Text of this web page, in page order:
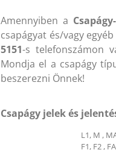
Amennyiben a
csapágyat és/vagy
5151-s telefonszámon
Mondja el a csapágy
beszerezni Önnek!
Csapágy jelek és
L1, M ,
F1, F2 , FA
6004 ZZ (VBF)
HB 1120 Lw